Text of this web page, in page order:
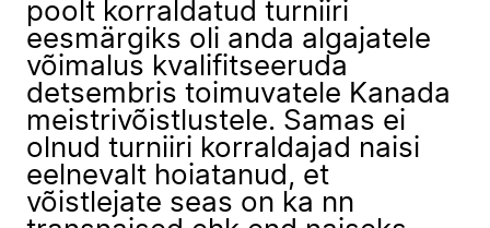
poolt korraldatud turniiri
eesmärgiks oli anda algajatele
võimalus kvalifitseeruda
detsembris toimuvatele Kanada
meistrivõistlustele. Samas ei
olnud turniiri korraldajad naisi
eelnevalt hoiatanud, et
võistlejate seas on ka nn